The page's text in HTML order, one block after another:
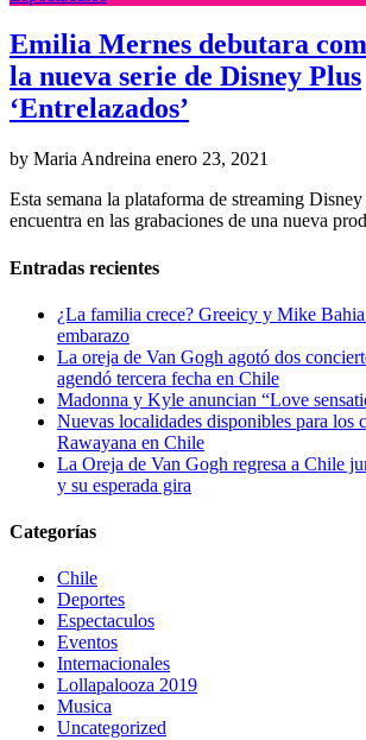
Emilia Mernes debutara
la nueva serie de Disney Plus
‘Entrelazados’
by Maria Andreina enero 23, 2021
Esta semana la plataforma de streaming
encuentra en las grabaciones de una nueva
Entradas recientes
¿La familia crece? Greeicy y Mike Bahia
embarazo
La oreja de Van Gogh agotó dos
agendó tercera fecha en Chile
Madonna y Kyle anuncian “Love
Nuevas localidades disponibles para los
Rawayana en Chile
La Oreja de Van Gogh regresa a Chile
y su esperada gira
Categorías
Chile
Deportes
Espectaculos
Eventos
Internacionales
Lollapalooza 2019
Musica
Uncategorized